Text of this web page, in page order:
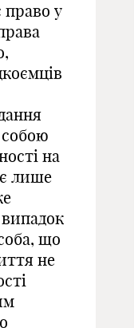
право у
собою
на
лише
що
не